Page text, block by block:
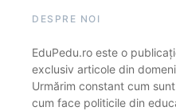
DESPRE NOI
EduPedu.ro este o
exclusiv articole din
Urmărim constant cum
cum face politicile din